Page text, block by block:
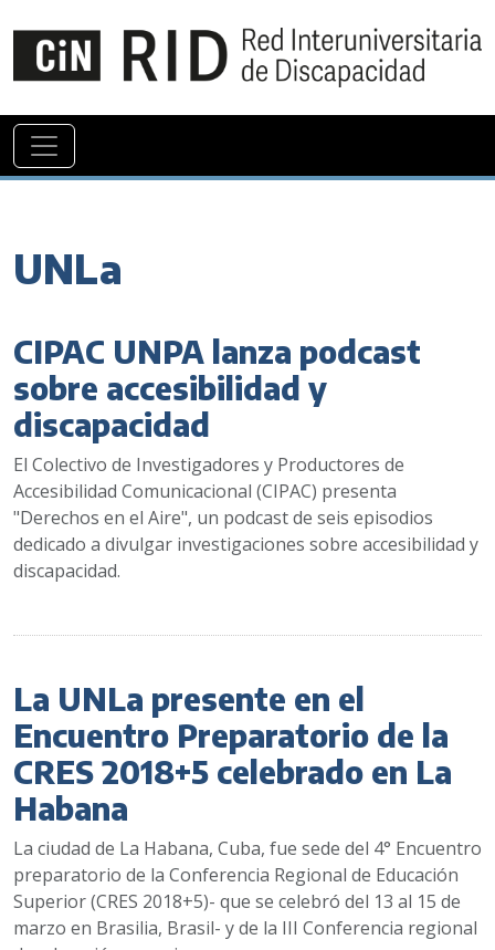
UNLa
CIPAC UNPA lanza podcast
sobre accesibilidad y
discapacidad
El Colectivo de Investigadores y Productores de
Accesibilidad Comunicacional (CIPAC) presenta
"Derechos en el Aire", un podcast de seis episodios
dedicado a divulgar investigaciones sobre accesibilidad y
discapacidad.
La UNLa presente en el
Encuentro Preparatorio de la
CRES 2018+5 celebrado en La
Habana
La ciudad de La Habana, Cuba, fue sede del 4° Encuentro
preparatorio de la Conferencia Regional de Educación
Superior (CRES 2018+5)- que se celebró del 13 al 15 de
marzo en Brasilia, Brasil- y de la III Conferencia regional